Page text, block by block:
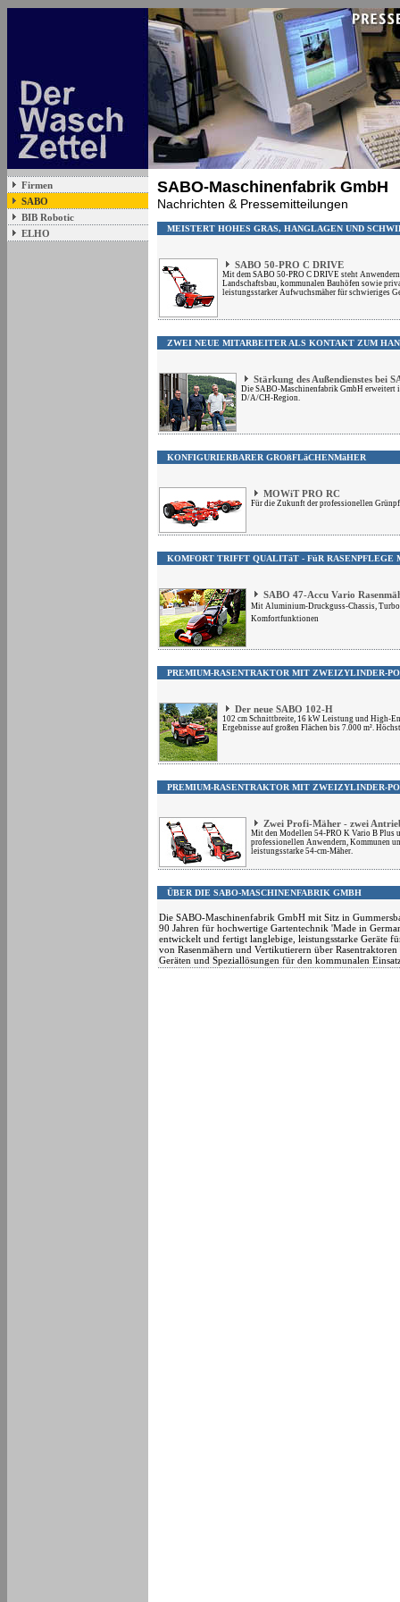
Firmen
SABO
BIB Robotic
ELHO
SABO-Maschinenfabrik GmbH
Nachrichten & Pressemitteilungen
MEISTERT HOHES GRAS, HANGLAGEN UND
SABO 50-PRO C DRIVE
Mit dem SABO 50-PRO C DRIVE steht Anwendern
Landschaftsbau, kommunalen Bauhöfen sowie
leistungsstarker Aufwuchsmäher für schwieriges
ZWEI NEUE MITARBEITER ALS KONTAKT ZUM
Stärkung des Außendienstes bei
Die SABO-Maschinenfabrik GmbH erweitert
D/A/CH-Region.
KONFIGURIERBARER GROßFLäCHENMäHER
MOWiT PRO RC
Für die Zukunft der professionellen
KOMFORT TRIFFT QUALITäT - FüR RASENPFLEGE
SABO 47-Accu Vario
Mit Aluminium-Druckguss-Chassis,
Komfortfunktionen
PREMIUM-RASENTRAKTOR MIT ZWEIZYLINDER-
Der neue SABO 102-H
102 cm Schnittbreite, 16 kW Leistung und High-
Ergebnisse auf großen Flächen bis 7.000 m².
PREMIUM-RASENTRAKTOR MIT ZWEIZYLINDER-
Zwei Profi-Mäher - zwei
Mit den Modellen 54-PRO K Vario B Plus
professionellen Anwendern, Kommunen
leistungsstarke 54-cm-Mäher.
ÜBER DIE SABO-MASCHINENFABRIK GMBH
Die SABO-Maschinenfabrik GmbH mit Sitz in
90 Jahren für hochwertige Gartentechnik 'Made in
entwickelt und fertigt langlebige, leistungsstarke Geräte
von Rasenmähern und Vertikutierern über
Geräten und Speziallösungen für den kommunalen